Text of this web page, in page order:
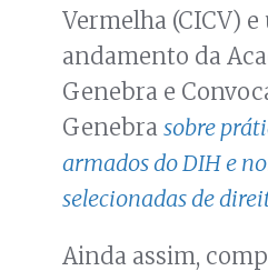
Vermelha (CICV)
andamento da
Genebra e
Genebra sobre
armados do DIH e
selecionadas de
Ainda assim,